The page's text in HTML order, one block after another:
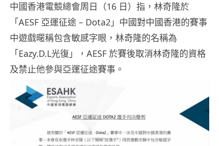
中國香港電競總會周日（16 日）指，林奇隆於
「AESF 亞運征途 – Dota2」中國對中國香港的賽事
中遊戲暱稱包含敏感字眼，林奇隆的名稱為
「Eazy.D.L光復」，AESF 於賽後取消林奇隆的資格
及禁止他參與亞運征途賽事。